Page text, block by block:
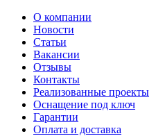
О компании
Новости
Статьи
Вакансии
Отзывы
Контакты
Реализованные проекты
Оснащение под ключ
Гарантии
Оплата и доставка